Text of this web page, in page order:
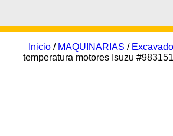
Inicio/ MAQUINARIAS /
temperatura motores Isuzu